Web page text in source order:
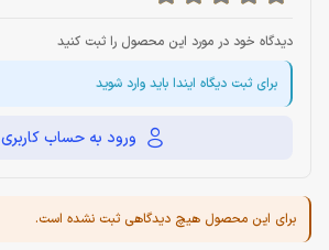
دیدگاه خود در مورد این محصول را ثبت کنید
برای ثبت دیگاه ایندا باید وارد شوید
ورود به حساب کاربری
برای این محصول هیچ دیدگاهی ثبت نشده است.